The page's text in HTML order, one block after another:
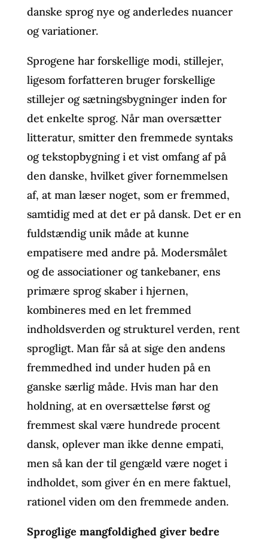
danske sprog nye og anderledes nuancer
og variationer.
Sprogene har forskellige modi, stillejer,
ligesom forfatteren bruger forskellige
stillejer og sætningsbygninger inden for
det enkelte sprog. Når man oversætter
litteratur, smitter den fremmede syntaks
og tekstopbygning i et vist omfang af på
den danske, hvilket giver fornemmelsen
af, at man læser noget, som er fremmed,
samtidig med at det er på dansk. Det er en
fuldstændig unik måde at kunne
empatisere med andre på. Modersmålet
og de associationer og tankebaner, ens
primære sprog skaber i hjernen,
kombineres med en let fremmed
indholdsverden og strukturel verden, rent
sprogligt. Man får så at sige den andens
fremmedhed ind under huden på en
ganske særlig måde. Hvis man har den
holdning, at en oversættelse først og
fremmest skal være hundrede procent
dansk, oplever man ikke denne empati,
men så kan der til gengæld være noget i
indholdet, som giver én en mere faktuel,
rationel viden om den fremmede anden.
Sproglige mangfoldighed giver bedre